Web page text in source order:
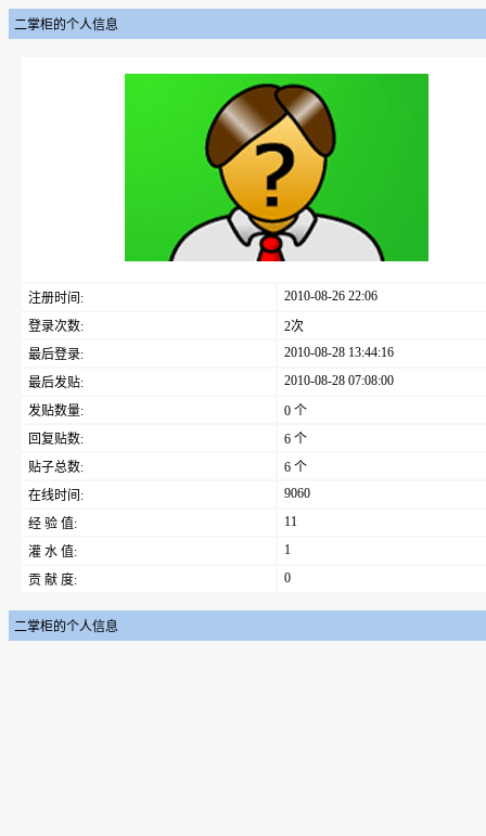
二掌柜的个人信息
注册时间:
2010-08-26 22:06
登录次数:
2次
最后登录:
2010-08-28 13:44:16
最后发贴:
2010-08-28 07:08:00
发贴数量:
0 个
回复贴数:
6 个
贴子总数:
6 个
在线时间:
9060
经 验 值:
11
灌 水 值:
1
贡 献 度:
0
二掌柜的个人信息